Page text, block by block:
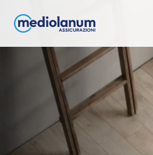
Salta al contenuto